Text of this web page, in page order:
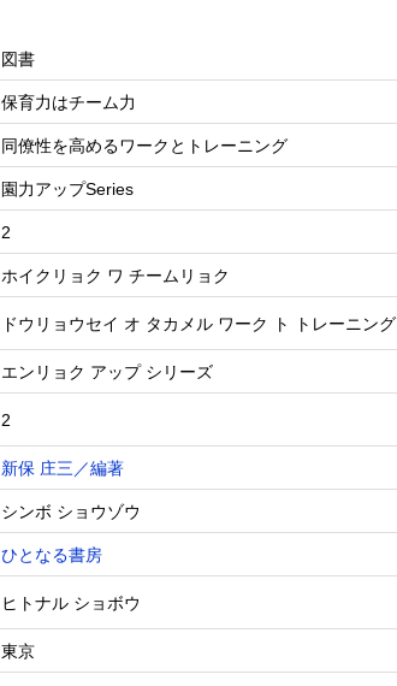
図書
保育力はチーム力
同僚性を高めるワークとトレーニング
園力アップSeries
2
ホイクリョク ワ チームリョク
ドウリョウセイ オ タカメル ワーク ト トレーニング
エンリョク アップ シリーズ
2
新保 庄三／編著
シンボ ショウゾウ
ひとなる書房
ヒトナル ショボウ
東京